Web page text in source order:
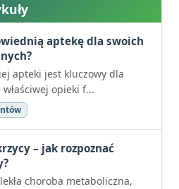
aptekę dla swoich
apteki jest kluczowy dla
opieki f...
– jak rozpoznać
choroba metaboliczna,